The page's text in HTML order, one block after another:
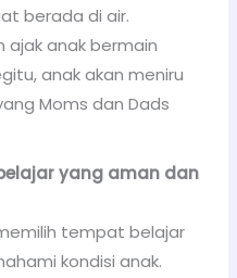
berada di air.
ajak anak bermain
anak akan meniru
Moms dan Dads
yang aman dan
tempat belajar
kondisi anak.